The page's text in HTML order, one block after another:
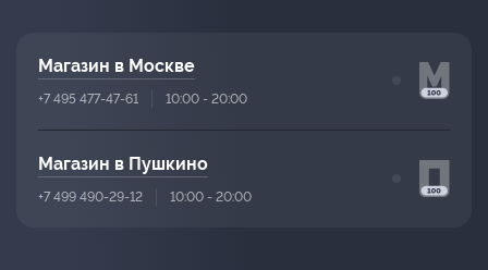
Магазин в Москве
+7 495 477-47-61 10:00 - 20:00
Магазин в Пушкино
+7 499 490-29-12 10:00 - 20:00